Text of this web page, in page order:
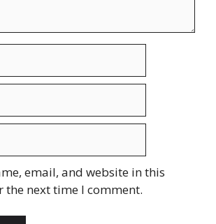
email, and website in this
the next time I comment.